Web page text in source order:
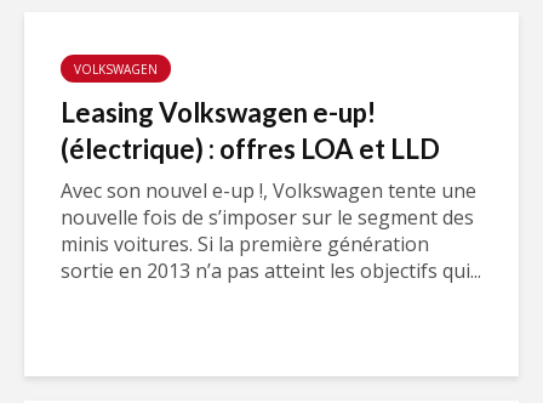
VOLKSWAGEN
Leasing Volkswagen e-up!
(électrique) : offres LOA et LLD
Avec son nouvel e-up !, Volkswagen tente une
nouvelle fois de s’imposer sur le segment des
minis voitures. Si la première génération
sortie en 2013 n’a pas atteint les objectifs qui...